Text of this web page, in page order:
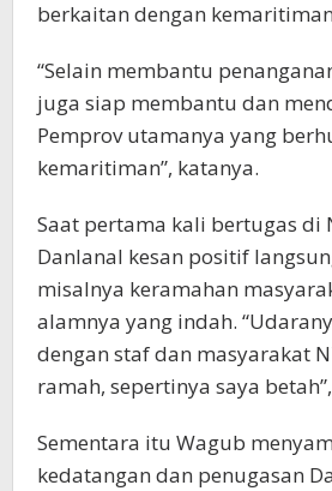
berkaitan dengan
“Selain membantu
juga siap membantu dan
Pemprov utamanya yang
kemaritiman”, katanya.
Saat pertama kali bertugas di
Danlanal kesan positif
misalnya keramahan
alamnya yang indah.
dengan staf dan masyarakat
ramah, sepertinya saya
Sementara itu Wagub
kedatangan dan penugasan